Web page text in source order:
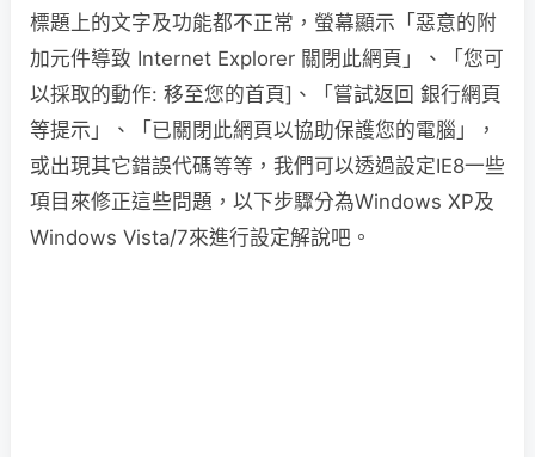
標題上的文字及功能都不正常，螢幕顯示「惡意的附
加元件導致 Internet Explorer 關閉此網頁」、「您可
以採取的動作: 移至您的首頁]、「嘗試返回 銀行網頁
等提示」、「已關閉此網頁以協助保護您的電腦」，
或出現其它錯誤代碼等等，我們可以透過設定IE8一些
項目來修正這些問題，以下步驟分為Windows XP及
Windows Vista/7來進行設定解說吧。